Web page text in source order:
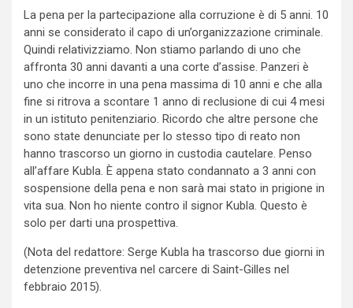
La pena per la partecipazione alla corruzione è di 5 anni. 10
anni se considerato il capo di un’organizzazione criminale.
Quindi relativizziamo. Non stiamo parlando di uno che
affronta 30 anni davanti a una corte d’assise. Panzeri è
uno che incorre in una pena massima di 10 anni e che alla
fine si ritrova a scontare 1 anno di reclusione di cui 4 mesi
in un istituto penitenziario. Ricordo che altre persone che
sono state denunciate per lo stesso tipo di reato non
hanno trascorso un giorno in custodia cautelare. Penso
all’affare Kubla. È appena stato condannato a 3 anni con
sospensione della pena e non sarà mai stato in prigione in
vita sua. Non ho niente contro il signor Kubla. Questo è
solo per darti una prospettiva.
(Nota del redattore: Serge Kubla ha trascorso due giorni in
detenzione preventiva nel carcere di Saint-Gilles nel
febbraio 2015).